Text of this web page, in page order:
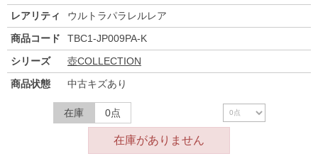
レアリティ
ウルトラパラレルレア
商品コード
TBC1-JP009PA-K
シリーズ
壺COLLECTION
商品状態
中古キズあり
在庫 0点
在庫がありません